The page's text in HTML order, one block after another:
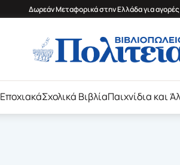
Δωρεάν Μεταφορικά στην Ελλάδα για
ΕποχιακάΣχολικά ΒιβλίαΠαιχνίδια και